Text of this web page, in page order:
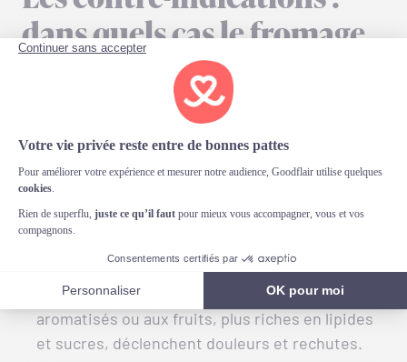
dans quels cas le fromage
blanc est déconseillé ?
Comme pour le fromage blanc, certaines
affections exigent une vigilance particulière :
Intolérance au lactose/fragilité digestive
malgré une teneur réduite en lactose grâce aux
ferments lactiques, le yaourt peut encore
provoquer diarrhée et gaz.
Pancréatite (antécédent/risque): les yaourts
aromatisés ou aux fruits, plus riches en lipides
et sucres, déclenchent douleurs et rechutes.